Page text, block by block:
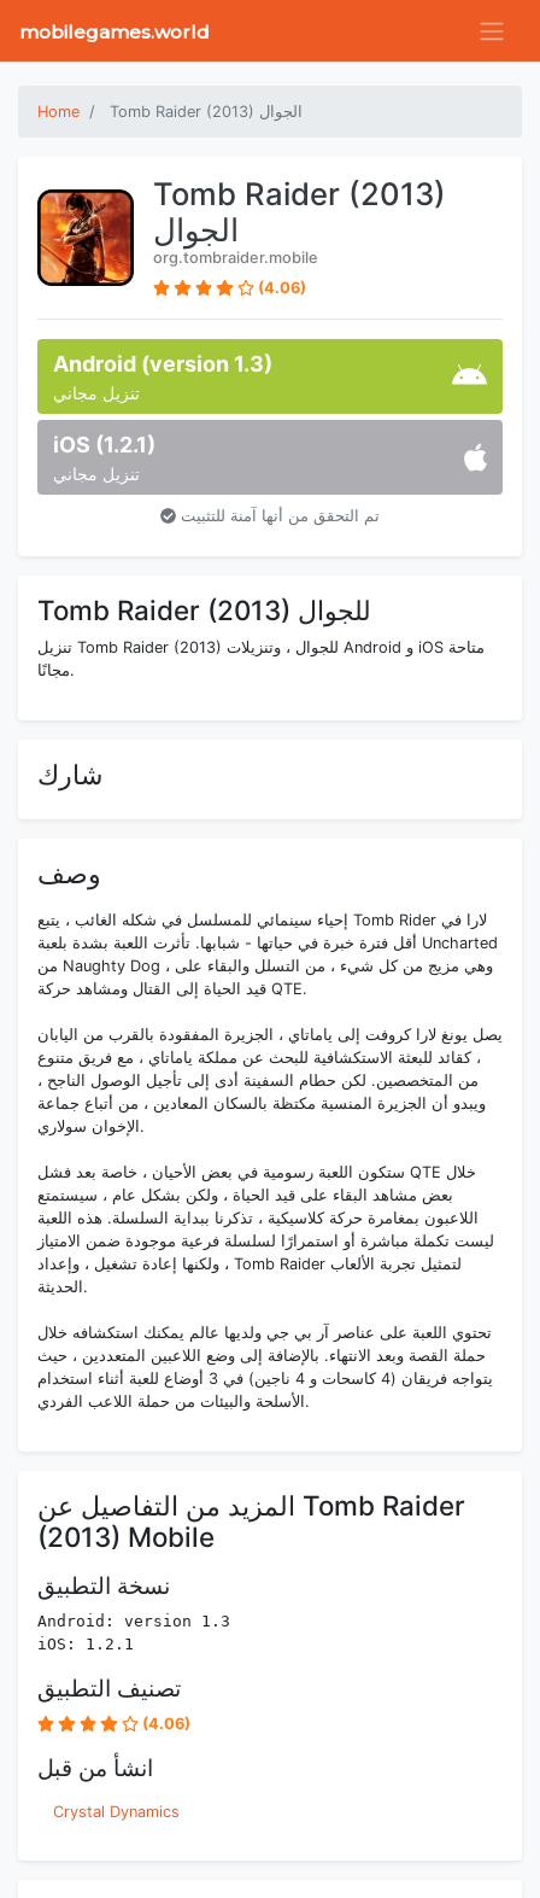
mobilegames.world
Home Tomb Raider (2013) الجوال
Tomb Raider (2013)
الجوال
org.tombraider.mobile
(4.06)
Android (version 1.3)
تنزيل مجاني
iOS (1.2.1)
تنزيل مجاني
تم التحقق من أنها آمنة للتثبيت
Tomb Raider (2013) للجوال
تنزيل Tomb Raider (2013) للجوال ، وتنزيلات Android و iOS متاحة
مجانًا.
شارك
وصف
إحياء سينمائي للمسلسل في شكله الغائب ، يتبع Tomb Rider لارا في
أقل فترة خبرة في حياتها - شبابها. تأثرت اللعبة بشدة بلعبة Uncharted
من Naughty Dog ، وهي مزيج من كل شيء ، من التسلل والبقاء على
قيد الحياة إلى القتال ومشاهد حركة QTE.
يصل يونغ لارا كروفت إلى ياماتاي ، الجزيرة المفقودة بالقرب من اليابان
، كقائد للبعثة الاستكشافية للبحث عن مملكة ياماتاي ، مع فريق متنوع
من المتخصصين. لكن حطام السفينة أدى إلى تأجيل الوصول الناجح ،
ويبدو أن الجزيرة المنسية مكتظة بالسكان المعادين ، من أتباع جماعة
الإخوان سولاري.
ستكون اللعبة رسومية في بعض الأحيان ، خاصة بعد فشل QTE خلال
بعض مشاهد البقاء على قيد الحياة ، ولكن بشكل عام ، سيستمتع
اللاعبون بمغامرة حركة كلاسيكية ، تذكرنا ببداية السلسلة. هذه اللعبة
ليست تكملة مباشرة أو استمرارًا لسلسلة فرعية موجودة ضمن الامتياز
، ولكنها إعادة تشغيل ، وإعداد Tomb Raider لتمثيل تجربة الألعاب
الحديثة.
تحتوي اللعبة على عناصر آر بي جي ولديها عالم يمكنك استكشافه خلال
حملة القصة وبعد الانتهاء. بالإضافة إلى وضع اللاعبين المتعددين ، حيث
يتواجه فريقان (4 كاسحات و 4 ناجين) في 3 أوضاع للعبة أثناء استخدام
الأسلحة والبيئات من حملة اللاعب الفردي.
المزيد من التفاصيل عن Tomb Raider
(2013) Mobile
نسخة التطبيق
Android: version 1.3
iOS: 1.2.1
تصنيف التطبيق
(4.06)
انشأ من قبل
Crystal Dynamics